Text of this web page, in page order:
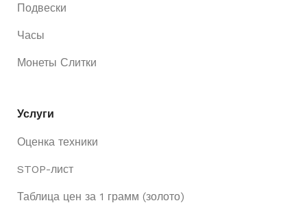
Подвески
Часы
Монеты Слитки
Услуги
Оценка техники
STOP-лист
Таблица цен за 1 грамм (золото)